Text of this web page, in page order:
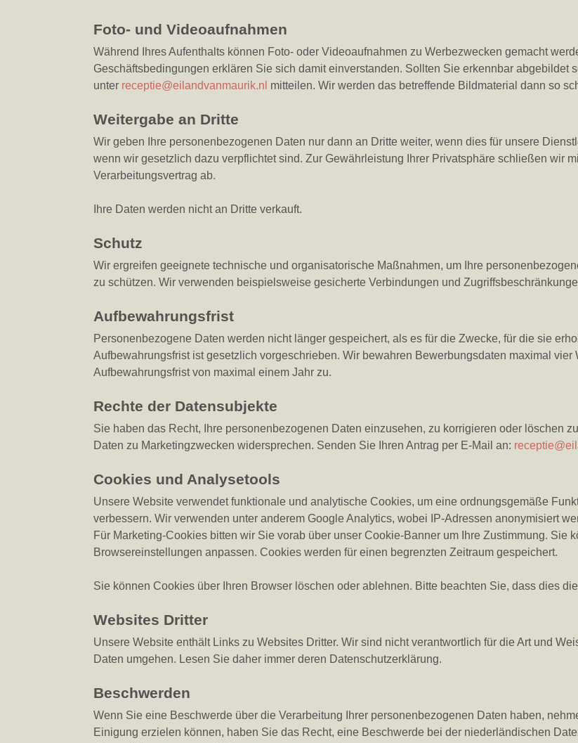
Foto- und Videoaufnahmen
Während Ihres Aufenthalts können Foto- oder Videoaufnahmen zu Werbezwecken gemacht
Geschäftsbedingungen erklären Sie sich damit einverstanden. Sollten Sie erkennbar
unter receptie@eilandvanmaurik.nl mitteilen. Wir werden das betreffende Bildmaterial dann so
Weitergabe an Dritte
Wir geben Ihre personenbezogenen Daten nur dann an Dritte weiter, wenn dies für unsere
wenn wir gesetzlich dazu verpflichtet sind. Zur Gewährleistung Ihrer Privatsphäre schließen wir
Verarbeitungsvertrag ab.
Ihre Daten werden nicht an Dritte verkauft.
Schutz
Wir ergreifen geeignete technische und organisatorische Maßnahmen, um Ihre
zu schützen. Wir verwenden beispielsweise gesicherte Verbindungen und
Aufbewahrungsfrist
Personenbezogene Daten werden nicht länger gespeichert, als es für die Zwecke, für die sie
Aufbewahrungsfrist ist gesetzlich vorgeschrieben. Wir bewahren Bewerbungsdaten maximal
Aufbewahrungsfrist von maximal einem Jahr zu.
Rechte der Datensubjekte
Sie haben das Recht, Ihre personenbezogenen Daten einzusehen, zu korrigieren oder löschen
Daten zu Marketingzwecken widersprechen. Senden Sie Ihren Antrag per E-Mail an:
Cookies und Analysetools
Unsere Website verwendet funktionale und analytische Cookies, um eine ordnungsgemäße
verbessern. Wir verwenden unter anderem Google Analytics, wobei IP-Adressen anonymisiert
Für Marketing-Cookies bitten wir Sie vorab über unser Cookie-Banner um Ihre Zustimmung. Sie
Browsereinstellungen anpassen. Cookies werden für einen begrenzten Zeitraum gespeichert.
Sie können Cookies über Ihren Browser löschen oder ablehnen. Bitte beachten Sie, dass dies
Websites Dritter
Unsere Website enthält Links zu Websites Dritter. Wir sind nicht verantwortlich für die Art und
Daten umgehen. Lesen Sie daher immer deren Datenschutzerklärung.
Beschwerden
Wenn Sie eine Beschwerde über die Verarbeitung Ihrer personenbezogenen Daten haben,
Einigung erzielen können, haben Sie das Recht, eine Beschwerde bei der niederländischen